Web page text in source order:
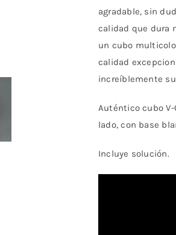
agradable, sin
calidad que dura
un cubo
calidad
increíblemente
Auténtico cubo
lado, con base
Incluye solución.